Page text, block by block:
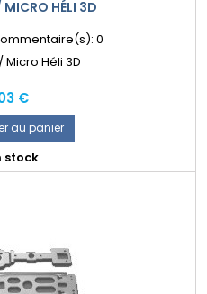
HÉLI 3D
0
Micro Héli 3D
€
au panier
stock